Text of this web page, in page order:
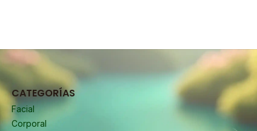
CATEGORÍAS
Facial
Corporal